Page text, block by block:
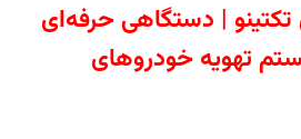
| دستگاهی حرفه‌ای
تهویه خودروهای